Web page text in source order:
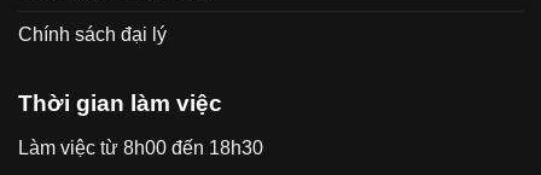
Chính sách đại lý
Thời gian làm việc
Làm việc từ 8h00 đến 18h30